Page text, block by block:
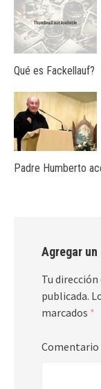
Qué es Fackellauf?
Padre Humberto
Agregar
Tu
publicada.
marcados *
Comentario